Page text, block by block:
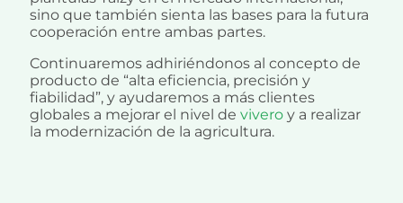
sino que también sienta las bases para la futura
cooperación entre ambas partes.
Continuaremos adhiriéndonos al concepto de
producto de “alta eficiencia, precisión y
fiabilidad”, y ayudaremos a más clientes
globales a mejorar el nivel de vivero y a realizar
la modernización de la agricultura.